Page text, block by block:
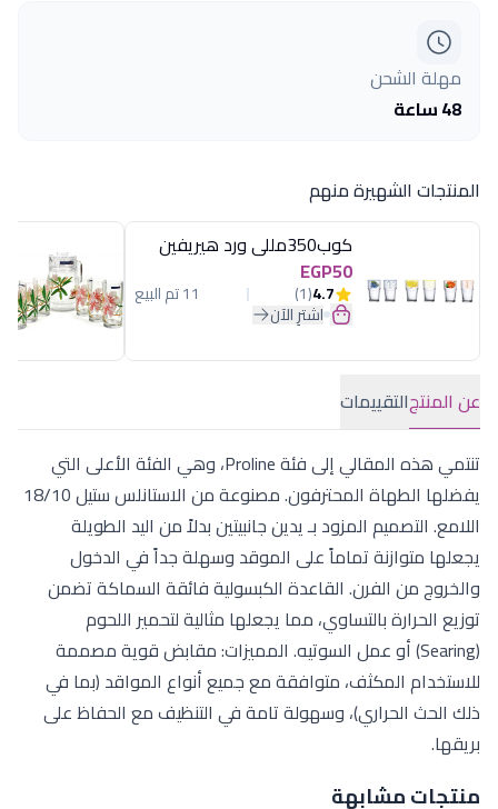
مهلة الشحن
48 ساعة
المنتجات الشهيرة منهم
كوب350مللى ورد هيريفين
EGP50
4.7
(1) 11 تم البيع
اشترِ الآن
عن المنتجالتقييمات
تنتمي هذه المقالي إلى فئة Proline، وهي الفئة الأعلى التي
يفضلها الطهاة المحترفون. مصنوعة من الاستانلس ستيل 18/10
اللامع. التصميم المزود بـ يدين جانبيتين بدلاً من اليد الطويلة
يجعلها متوازنة تماماً على الموقد وسهلة جداً في الدخول
والخروج من الفرن. القاعدة الكبسولية فائقة السماكة تضمن
توزيع الحرارة بالتساوي، مما يجعلها مثالية لتحمير اللحوم
(Searing) أو عمل السوتيه. المميزات: مقابض قوية مصممة
للاستخدام المكثف، متوافقة مع جميع أنواع المواقد (بما في
ذلك الحث الحراري)، وسهولة تامة في التنظيف مع الحفاظ على
بريقها.
منتجات مشابهة